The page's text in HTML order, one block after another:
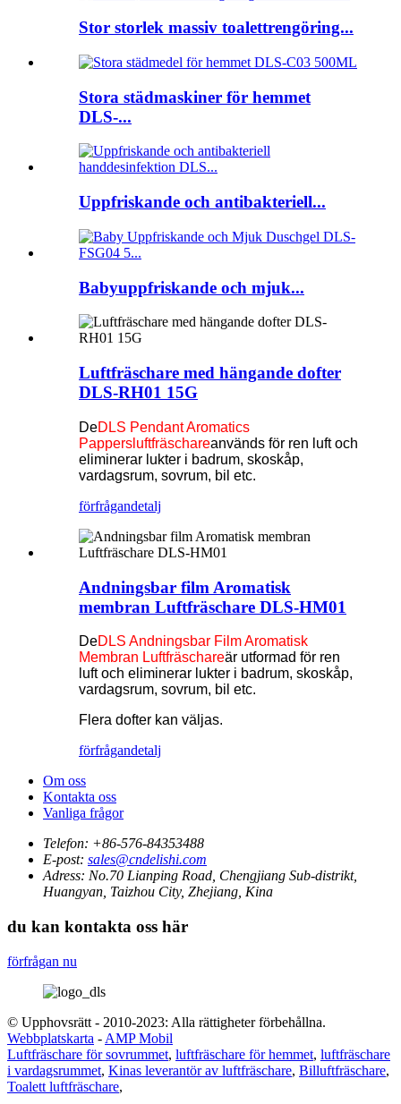
Stor storlek massiv toalettrengöring...
Stora städmaskiner för hemmet
DLS-...
Uppfriskande och antibakteriell...
Babyuppfriskande och mjuk...
Luftfräschare med hängande dofter
DLS-RH01 15G
DeDLS Pendant Aromatics
Pappersluftfräschareanvänds för ren luft och
eliminerar lukter i badrum, skoskåp,
vardagsrum, sovrum, bil etc.
förfrågandetalj
Andningsbar film Aromatisk
membran Luftfräschare DLS-HM01
DeDLS Andningsbar Film Aromatisk
Membran Luftfräschareär utformad för ren
luft och eliminerar lukter i badrum, skoskåp,
vardagsrum, sovrum, bil etc.
Flera dofter kan väljas.
förfrågandetalj
Om oss
Kontakta oss
Vanliga frågor
Telefon: +86-576-84353488
E-post: sales@cndelishi.com
Adress: No.70 Lianping Road, Chengjiang Sub-distrikt,
Huangyan, Taizhou City, Zhejiang, Kina
du kan kontakta oss här
förfrågan nu
© Upphovsrätt - 2010-2023: Alla rättigheter förbehållna.
Webbplatskarta - AMP Mobil
Luftfräschare för sovrummet, luftfräschare för hemmet, luftfräschare
i vardagsrummet, Kinas leverantör av luftfräschare, Billuftfräschare,
Toalett luftfräschare,